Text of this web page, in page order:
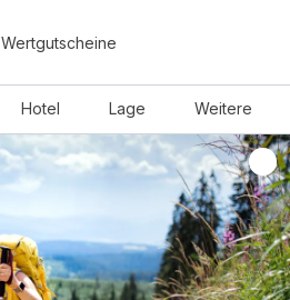
Wertgutscheine
Hotel Lage Weitere